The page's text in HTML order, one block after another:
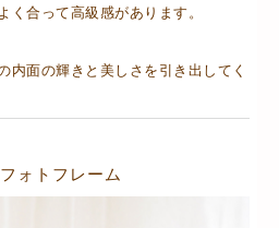
く合って高級感があります。
内面の輝きと美しさを引き出してく
ォトフレーム